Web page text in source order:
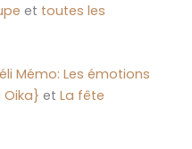
et toutes les
Mémo: Les émotions
Oika} et La fête